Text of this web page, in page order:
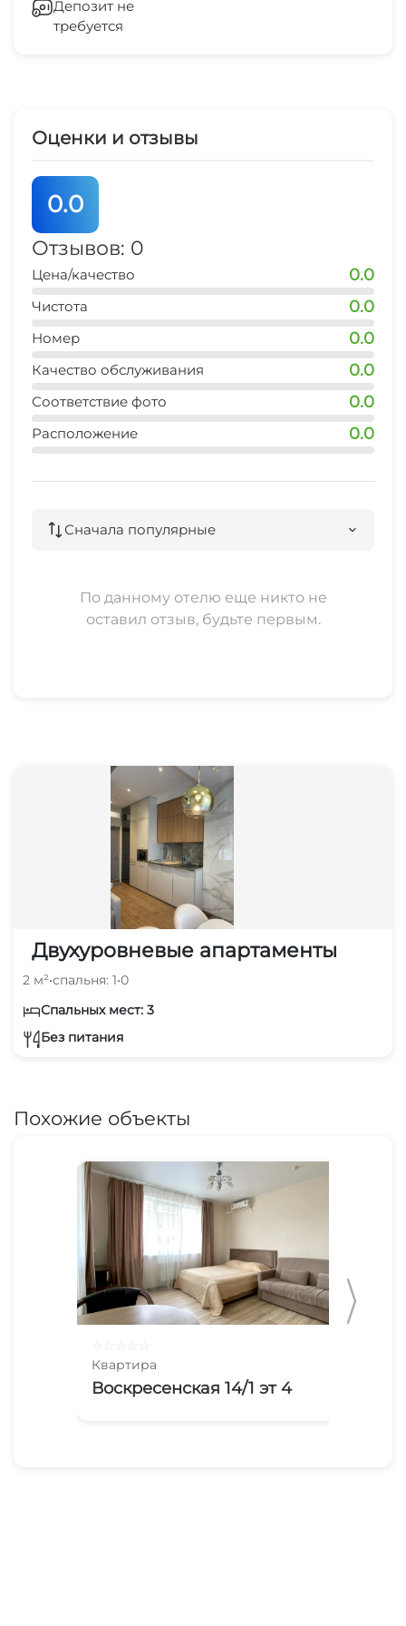
Детская игровая площадка
Отопление
Депозит не
требуется
Оценки и отзывы
0.0
Отзывов: 0
Цена/качество 0.0
Чистота 0.0
Номер 0.0
Качество обслуживания 0.0
Соответствие фото 0.0
Расположение 0.0
Сначала популярные
По данному отелю еще никто не
оставил отзыв, будьте первым.
Двухуровневые апартаменты
2 м²•спальня: 1•0
Спальных мест: 3
Без питания
Похожие объекты
Квартира
Воскресенская 14/1 эт 4